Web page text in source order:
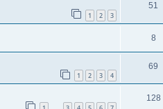
1 2 3
51
8
1 2 3 4
69
128